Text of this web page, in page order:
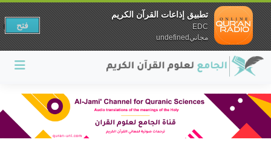
تطبيق إذاعات القرآن الكريم
EDC
مجانيundefined
فتح